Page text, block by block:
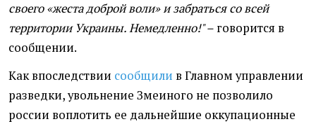
своего «жеста доброй воли» и забраться со всей
территории Украины. Немедленно!" – говорится в
сообщении.
Как впоследствии сообщили в Главном управлении
разведки, увольнение Змеиного не позволило
россии воплотить ее дальнейшие оккупационные